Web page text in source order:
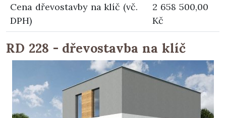
Cena dřevostavby na klíč (vč.
DPH)
2 658 500,00
Kč
RD 228 - dřevostavba na klíč